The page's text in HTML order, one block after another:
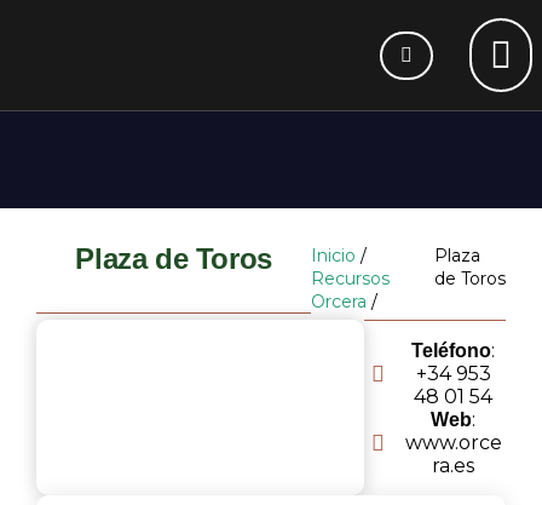
Plaza de Toros Inicio /
Recursos
Orcera /
Plaza
de Toros
Teléfono:
+34 953
48 01 54
Web:
www.orce
ra.es